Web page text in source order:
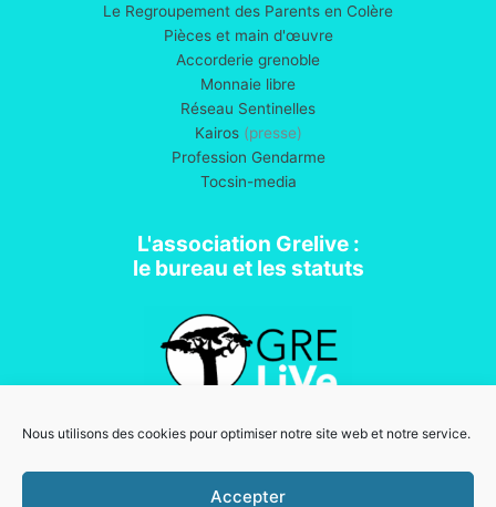
Nous utilisons des cookies pour optimiser notre site web et notre service.
Accepter
Le Regroupement des Parents en Colère
Pièces et main d'œuvre
Accorderie grenoble
Monnaie libre
Réseau Sentinelles
Kairos(presse)
Profession Gendarme
Tocsin-media
L'association Grelive :
le bureau et les statuts
Association loi 1901